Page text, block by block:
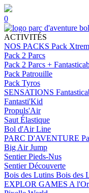
0
ACTIVITÉS
NOS PACKS Pack Xtrem
Pack 2 Parcs
Pack 2 Parcs +
Pack Patrouille
Pack Tyros
SENSATIONS
Fantasti'Kid
Propuls'Air
Saut Élastique
Bol d'Air Line
PARC D'AVENTURE
Big Air Jump
Sentier Pieds-Nus
Sentier Découverte
Bois des Lutins Bois des
EXPLOR GAMES A